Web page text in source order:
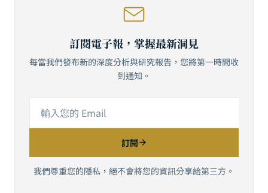
訂閱電子報，掌握最新洞見
每當我們發布新的深度分析與研究報告，您將第一時間收
到通知。
訂閱
我們尊重您的隱私，絕不會將您的資訊分享給第三方。